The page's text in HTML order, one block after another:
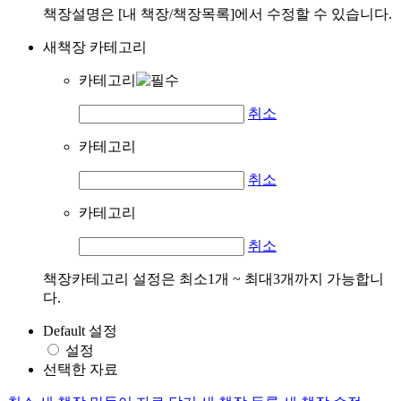
책장설명은 [내 책장/책장목록]에서 수정할 수 있습니다.
새책장 카테고리
카테고리
취소
카테고리
취소
카테고리
취소
책장카테고리 설정은 최소1개 ~ 최대3개까지 가능합니
다.
Default 설정
설정
선택한 자료